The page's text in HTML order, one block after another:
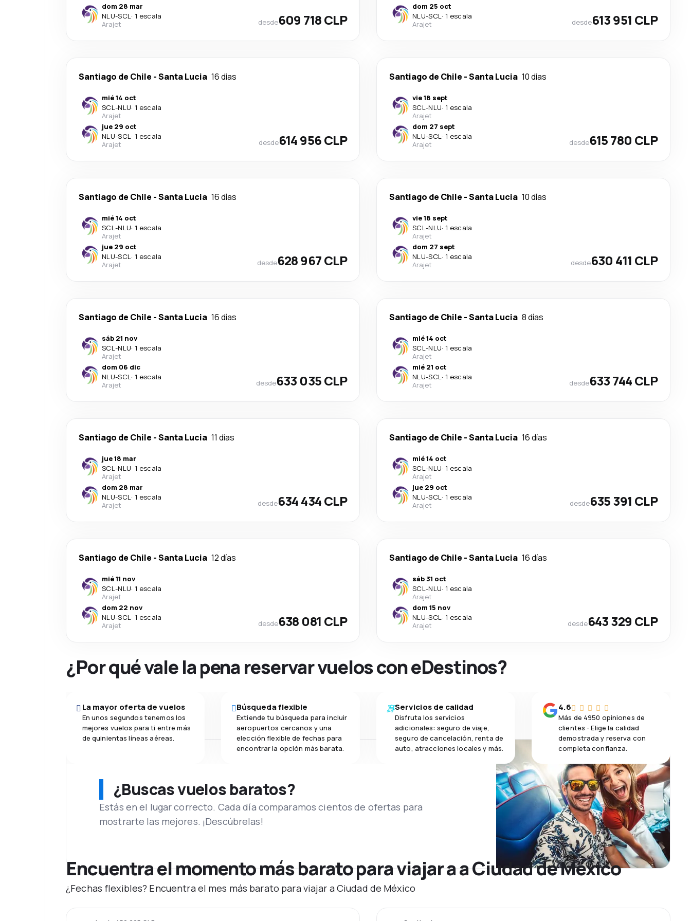
dom 28 mar
NLU-SCL· 1 escala
Arajet
desde609 718 CLP
dom 25 oct
NLU-SCL· 1 escala
Arajet
desde613 951 CLP
Santiago de Chile -Santa Lucia 16 días
mié 14 oct
SCL-NLU· 1 escala
Arajet
jue 29 oct
NLU-SCL· 1 escala
Arajet
desde614 956 CLP
Santiago de Chile -Santa Lucia 10 días
vie 18 sept
SCL-NLU· 1 escala
Arajet
dom 27 sept
NLU-SCL· 1 escala
Arajet
desde615 780 CLP
Santiago de Chile -Santa Lucia 16 días
mié 14 oct
SCL-NLU· 1 escala
Arajet
jue 29 oct
NLU-SCL· 1 escala
Arajet
desde628 967 CLP
Santiago de Chile -Santa Lucia 10 días
vie 18 sept
SCL-NLU· 1 escala
Arajet
dom 27 sept
NLU-SCL· 1 escala
Arajet
desde630 411 CLP
Santiago de Chile -Santa Lucia 16 días
sáb 21 nov
SCL-NLU· 1 escala
Arajet
dom 06 dic
NLU-SCL· 1 escala
Arajet
desde633 035 CLP
Santiago de Chile -Santa Lucia 8 días
mié 14 oct
SCL-NLU· 1 escala
Arajet
mié 21 oct
NLU-SCL· 1 escala
Arajet
desde633 744 CLP
Santiago de Chile -Santa Lucia 11 días
jue 18 mar
SCL-NLU· 1 escala
Arajet
dom 28 mar
NLU-SCL· 1 escala
Arajet
desde634 434 CLP
Santiago de Chile -Santa Lucia 16 días
mié 14 oct
SCL-NLU· 1 escala
Arajet
jue 29 oct
NLU-SCL· 1 escala
Arajet
desde635 391 CLP
Santiago de Chile -Santa Lucia 12 días
mié 11 nov
SCL-NLU· 1 escala
Arajet
dom 22 nov
NLU-SCL· 1 escala
Arajet
desde638 081 CLP
Santiago de Chile -Santa Lucia 16 días
sáb 31 oct
SCL-NLU· 1 escala
Arajet
dom 15 nov
NLU-SCL· 1 escala
Arajet
desde643 329 CLP
¿Por qué vale la pena reservar vuelos con eDestinos?
La mayor oferta de vuelos
En unos segundos tenemos los
mejores vuelos para ti entre más
de quinientas líneas aéreas.
Búsqueda flexible
Extiende tu búsqueda para incluir
aeropuertos cercanos y una
elección flexible de fechas para
encontrar la opción más barata.
Servicios de calidad
Disfruta los servicios
adicionales: seguro de viaje,
seguro de cancelación, renta de
auto, atracciones locales y más.
4.6
Más de 4950 opiniones de
clientes - Elige la calidad
demostrada y reserva con
completa confianza.
¿Buscas vuelos baratos?
Estás en el lugar correcto. Cada día comparamos cientos de ofertas para
mostrarte las mejores. ¡Descúbrelas!
Encuentra el momento más barato para viajar a a Ciudad de México
¿Fechas flexibles? Encuentra el mes más barato para viajar a Ciudad de México